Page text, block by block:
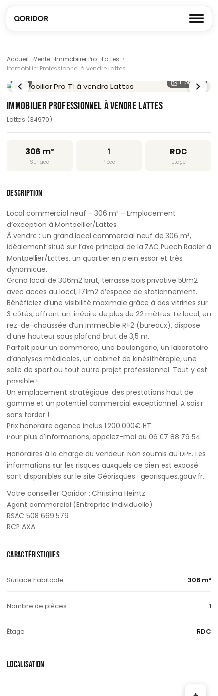
Accueil Vente Immobilier Pro
Lattes
Immobilier Professionnel à vendre Lattes
/ 15 15 photos
IMMOBILIER PROFESSIONNEL À VENDRE LATTES
Lattes (34970)
306 m²
Surface
1
Pièce
RDC
Étage
DESCRIPTION
Local commercial neuf – 306 m² – Emplacement
d’exception à Montpellier/Lattes
À vendre : un grand local commercial neuf de 306 m²,
idéalement situé sur l’axe principal de la ZAC Puech Radier à
Montpellier/Lattes, un quartier en plein essor et très
dynamique.
Grand local de 306m2 brut, terrasse bois privative 50m2
avec acces au local, 171m2 d’espace de stationnement.
Bénéficiez d’une visibilité maximale grâce à des vitrines sur
3 côtés, offrant un linéaire de plus de 22 mètres. Le local, en
rez-de-chaussée d’un immeuble R+2 (bureaux), dispose
d’une hauteur sous plafond brut de 3,5 m.
Parfait pour un commerce, une boulangerie, un laboratoire
d’analyses médicales, un cabinet de kinésithérapie, une
salle de sport ou tout autre projet professionnel. Tout y est
possible !
Un emplacement stratégique, des prestations haut de
gamme et un potentiel commercial exceptionnel. À saisir
sans tarder !
Prix honoraire agence inclus 1.200.000€ HT.
Pour plus d'informations, appelez-moi au 06 07 88 79 54.
Honoraires à la charge du vendeur. Non soumis au DPE. Les
informations sur les risques auxquels ce bien est exposé
sont disponibles sur le site Géorisques : georisques.gouv.fr.
Votre conseiller Qoridor : Christina Heintz
Agent commercial (Entreprise individuelle)
RSAC 508 669 579
RCP AXA
CARACTÉRISTIQUES
Surface habitable 306 m²
Nombre de pièces 1
Étage RDC
LOCALISATION